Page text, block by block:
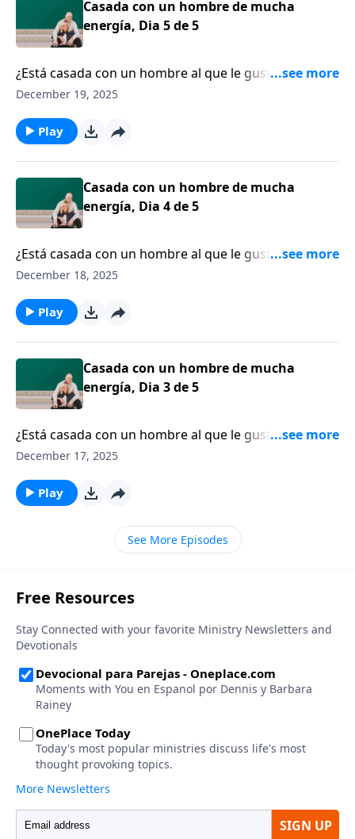
Casada con un hombre de mucha
energía, Dia 5 de 5
¿Está casada con un hombre al que le gusta
mantenerse ocupado? ¿A lo mejor él funciona mejor
¿Se ha visto como alguien que compite por su
tiempo, por su atención y por su afecto?
December 19, 2025
Play
Casada con un hombre de mucha
energía, Dia 4 de 5
¿Está casada con un hombre al que le gusta
mantenerse ocupado? ¿A lo mejor él funciona mejor
¿Se ha visto como alguien que compite por su
tiempo, por su atención y por su afecto?
December 18, 2025
Play
Casada con un hombre de mucha
energía, Dia 3 de 5
¿Está casada con un hombre al que le gusta
mantenerse ocupado? ¿A lo mejor él funciona mejor
¿Se ha visto como alguien que compite por su
tiempo, por su atención y por su afecto?
December 17, 2025
Play
See More Episodes